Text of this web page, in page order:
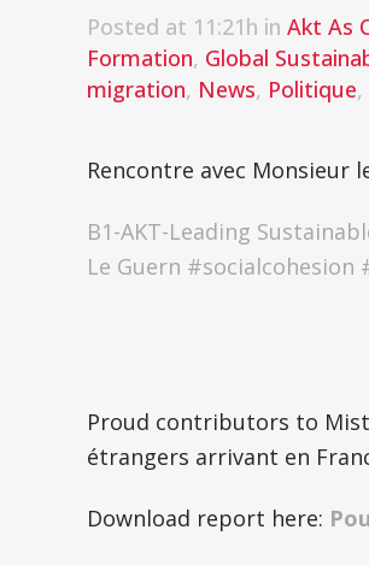
Posted at 11:21h in Akt As
Formation, Global
migration, News, Politique,
Rencontre avec Monsieur
B1-AKT-Leading
Le Guern #socialcohesion
Proud contributors to
étrangers arrivant en
Download report here: